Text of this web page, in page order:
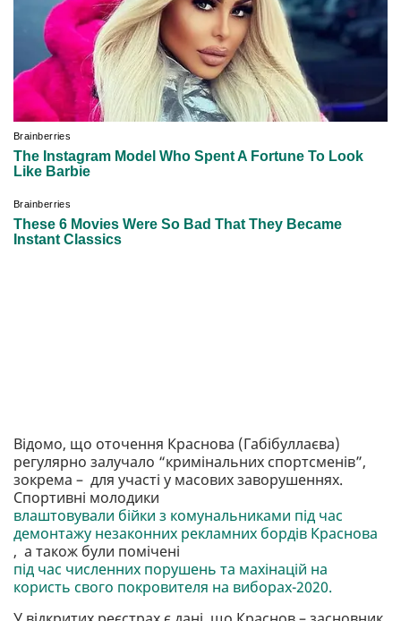
Відомо, що оточення Краснова (Габібуллаєва)
регулярно залучало “кримінальних спортсменів”,
зокрема – для участі у масових заворушеннях.
Спортивні молодики
влаштовували бійки з комунальниками під час
демонтажу незаконних рекламних бордів Краснова
, а також були помічені
під час численних порушень та махінацій на
користь свого покровителя на виборах-2020.